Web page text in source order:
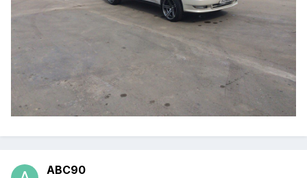
ABC90